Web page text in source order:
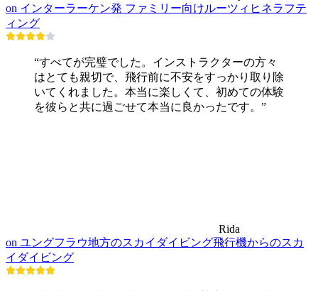
on インターラーケン発 ファミリー向けルーツィヒネラフテ
ィング
“すべてが完璧でした。インストラクターの方々
はとても親切で、飛行前に不安をすっかり取り除
いてくれました。本当に楽しくて、初めての体験
を彼らと共に過ごせて本当に良かったです。”
Rida
on ユングフラウ地方のスカイダイビング飛行機からのスカ
イダイビング